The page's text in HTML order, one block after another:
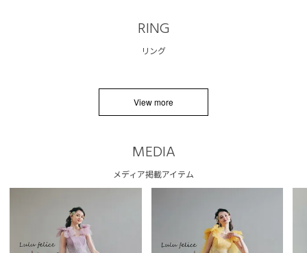
RING
リング
View more
MEDIA
メディア掲載アイテム